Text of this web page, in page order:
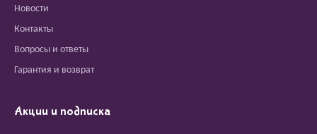
Новости
Контакты
Вопросы и ответы
Гарантия и возврат
Акции и подписка